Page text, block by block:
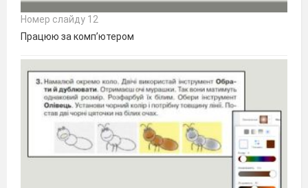
Номер слайду 12
Працюю за комп’ютером